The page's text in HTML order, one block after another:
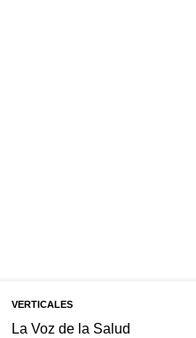
VERTICALES
La Voz de la Salud